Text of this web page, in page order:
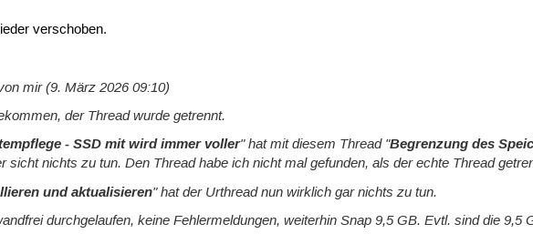
verschoben.
mir (9. März 2026 09:10)
der Thread wurde getrennt.
- SSD mit wird immer voller" hat mit diesem Thread "Begrenzung des
sicht nichts zu tun. Den Thread habe ich nicht mal gefunden, als der echte Thread
und aktualisieren" hat der Urthread nun wirklich gar nichts zu tun.
durchgelaufen, keine Fehlermeldungen, weiterhin Snap 9,5 GB. Evtl. sind die 9,5